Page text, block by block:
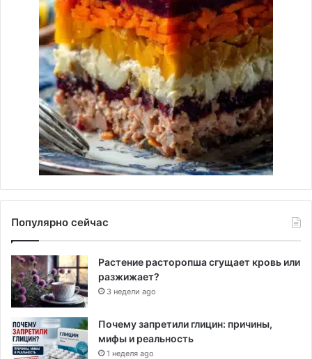
Популярно сейчас
Растение расторопша сгущает кровь или
разжижает?
3 недели ago
Почему запретили глицин: причины,
мифы и реальность
1 неделя ago